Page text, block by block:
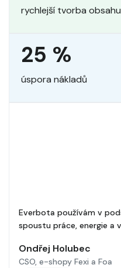
rychlejší tvorba obsahu
25 %
úspora nákladů
Everbota používám v
spoustu práce, energie a
Ondřej Holubec
CSO, e-shopy Fexi a Foa